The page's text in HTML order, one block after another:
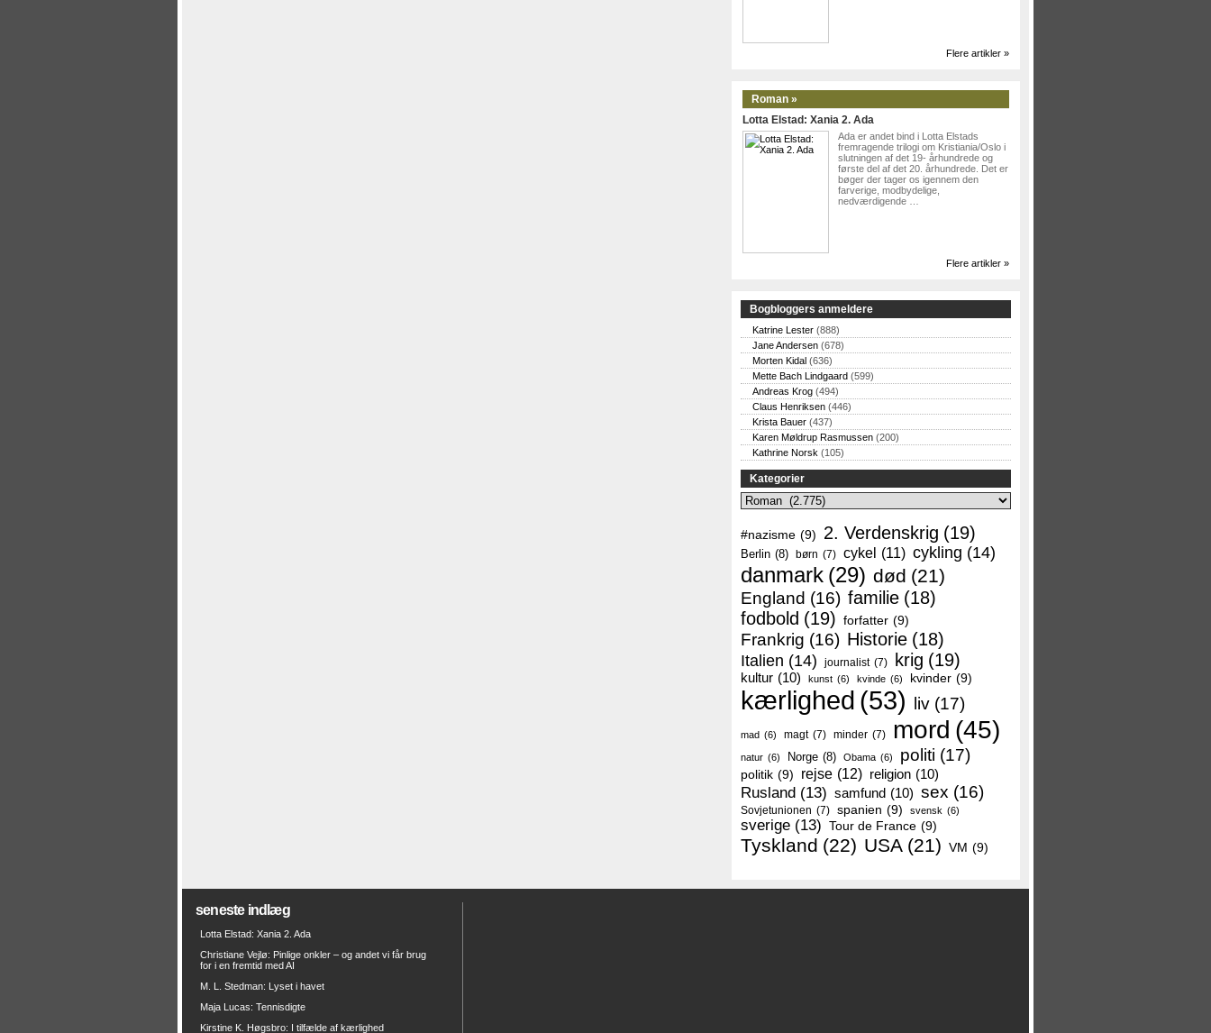
Flere artikler »
Roman »
Lotta Elstad: Xania 2. Ada
Ada er andet bind i Lotta Elstads
fremragende trilogi om Kristiania/Oslo i
slutningen af det 19- århundrede og
første del af det 20. århundrede. Det er
bøger der tager os igennem den
farverige, modbydelige,
nedværdigende …
Flere artikler »
Bogbloggers anmeldere
Katrine Lester (888)
Jane Andersen (678)
Morten Kidal (636)
Mette Bach Lindgaard (599)
Andreas Krog (494)
Claus Henriksen (446)
Krista Bauer (437)
Karen Møldrup Rasmussen (200)
Kathrine Norsk (105)
Kategorier
Kategorier
#nazisme (9) 2. Verdenskrig (19)
Berlin (8) børn (7) cykel (11) cykling (14)
danmark (29) død (21)
England (16) familie (18)
fodbold (19) forfatter (9)
Frankrig (16) Historie (18)
Italien (14) journalist (7) krig (19)
kultur (10) kunst (6) kvinde (6) kvinder (9)
kærlighed (53) liv (17)
mad (6) magt (7) minder (7) mord (45)
natur (6) Norge (8) Obama (6) politi (17)
politik (9) rejse (12) religion (10)
Rusland (13) samfund (10) sex (16)
Sovjetunionen (7) spanien (9) svensk (6)
sverige (13) Tour de France (9)
Tyskland (22) USA (21) VM (9)
seneste indlæg
Lotta Elstad: Xania 2. Ada
Christiane Vejlø: Pinlige onkler – og andet vi får brug
for i en fremtid med AI
M. L. Stedman: Lyset i havet
Maja Lucas: Tennisdigte
Kirstine K. Høgsbro: I tilfælde af kærlighed